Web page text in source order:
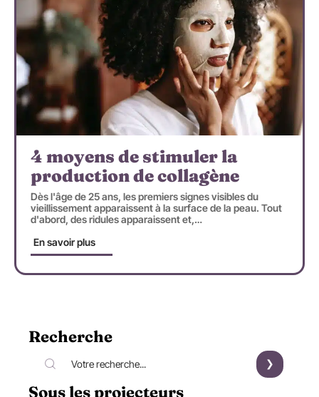
4 moyens de stimuler la
production de collagène
Dès l'âge de 25 ans, les premiers signes visibles du
vieillissement apparaissent à la surface de la peau. Tout
d'abord, des ridules apparaissent et,…
En savoir plus
Recherche
Sous les projecteurs